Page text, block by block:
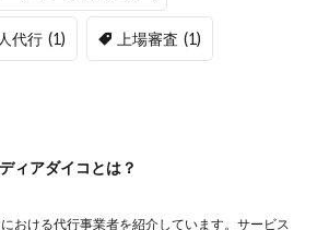
代行 (1) 上場審査 (1)
ィアダイコとは？
おける代行事業者を紹介しています。サービス